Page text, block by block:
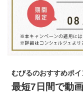
むびるのおすすめポ
最短7日間で動